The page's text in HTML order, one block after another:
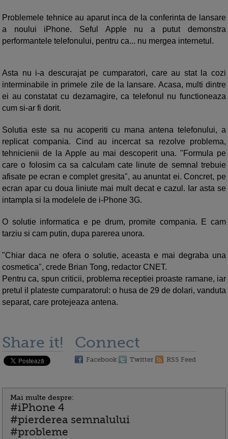
Problemele tehnice au aparut inca de la conferinta de lansare
a noului iPhone. Seful Apple nu a putut demonstra
performantele telefonului, pentru ca... nu mergea internetul.
Asta nu i-a descurajat pe cumparatori, care au stat la cozi
interminabile in primele zile de la lansare. Acasa, multi dintre
ei au constatat cu dezamagire, ca telefonul nu functioneaza
cum si-ar fi dorit.
Solutia este sa nu acoperiti cu mana antena telefonului, a
replicat compania. Cind au incercat sa rezolve problema,
tehnicienii de la Apple au mai descoperit una. "Formula pe
care o folosim ca sa calculam cate linute de semnal trebuie
afisate pe ecran e complet gresita", au anuntat ei. Concret, pe
ecran apar cu doua liniute mai mult decat e cazul. Iar asta se
intampla si la modelele de i-Phone 3G.
O solutie informatica e pe drum, promite compania. E cam
tarziu si cam putin, dupa parerea unora.
"Chiar daca ne ofera o solutie, aceasta e mai degraba una
cosmetica", crede Brian Tong, redactor CNET.
Pentru ca, spun criticii, problema receptiei proaste ramane, iar
pretul il plateste cumparatorul: o husa de 29 de dolari, vanduta
separat, care protejeaza antena.
Share it! Connect
Facebook Twitter RSS Feed
Mai multe despre:
#iPhone 4
#pierderea semnalului
#probleme